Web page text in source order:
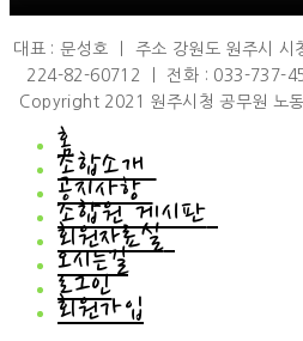
대표 : 문성호 ㅣ 주소 강원도 원주시 시
224-82-60712 ㅣ 전화 : 033-737-
Copyright 2021 원주시청 공무원 노
홈
조합소개
조합소개
인사말
연혁
조직도
규약/규정
공지사항
공지사항
공지사항
언론브리핑
조합원 게시판
조합원 게시판
하소연
조합원소식
설문조사
조합차량 신청 게시판
회원자료실
회원자료실
회원자료실
회원갤러리
행사사진
오시는길
로그인
회원가입